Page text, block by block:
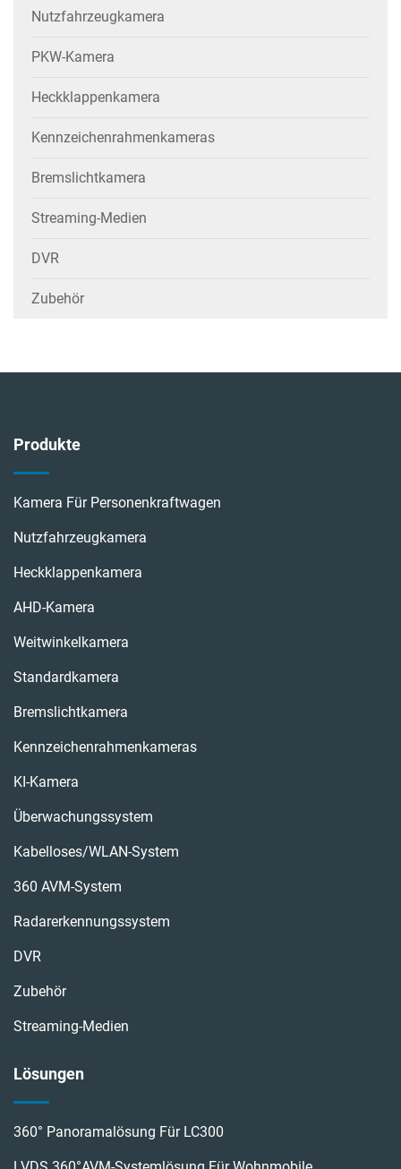
Nutzfahrzeugkamera
PKW-Kamera
Heckklappenkamera
Kennzeichenrahmenkameras
Bremslichtkamera
Streaming-Medien
DVR
Zubehör
Produkte
Kamera Für Personenkraftwagen
Nutzfahrzeugkamera
Heckklappenkamera
AHD-Kamera
Weitwinkelkamera
Standardkamera
Bremslichtkamera
Kennzeichenrahmenkameras
KI-Kamera
Überwachungssystem
Kabelloses/WLAN-System
360 AVM-System
Radarerkennungssystem
DVR
Zubehör
Streaming-Medien
Lösungen
360° Panoramalösung Für LC300